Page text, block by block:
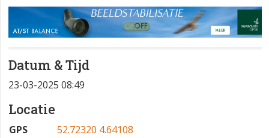
Datum & Tijd
23-03-2025 08:49
Locatie
GPS
52.72320 4.64108